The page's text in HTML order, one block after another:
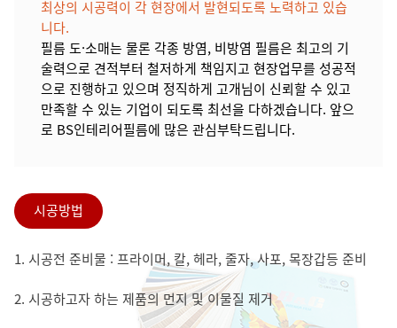
최상의 시공력이 각 현장에서 발현되도록 노력하고 있습
니다.
필름 도·소매는 물론 각종 방염, 비방염 필름은 최고의 기
술력으로 견적부터 철저하게 책임지고 현장업무를 성공적
으로 진행하고 있으며 정직하게 고개님이 신뢰할 수 있고
만족할 수 있는 기업이 되도록 최선을 다하겠습니다. 앞으
로 BS인테리어필름에 많은 관심부탁드립니다.
시공방법
1. 시공전 준비물 : 프라이머, 칼, 헤라, 줄자, 사포, 목장갑등 준비
2. 시공하고자 하는 제품의 먼지 및 이물질 제거